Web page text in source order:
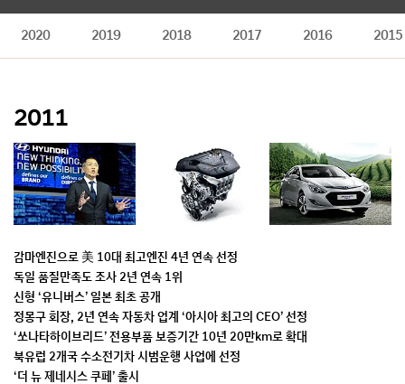
2020 2019 2018 2017 2016 2015
2011
감마엔진으로 美 10대 최고엔진 4년 연속 선정
독일 품질만족도 조사 2년 연속 1위
신형 ‘유니버스’ 일본 최초 공개
정몽구 회장, 2년 연속 자동차 업계 ‘아시아 최고의 CEO’ 선정
‘쏘나타하이브리드’ 전용부품 보증기간 10년 20만km로 확대
북유럽 2개국 수소전기차 시범운행 사업에 선정
‘더 뉴 제네시스 쿠페’ 출시